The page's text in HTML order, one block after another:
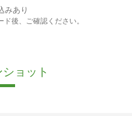
みあり
後、ご確認ください。
ョット